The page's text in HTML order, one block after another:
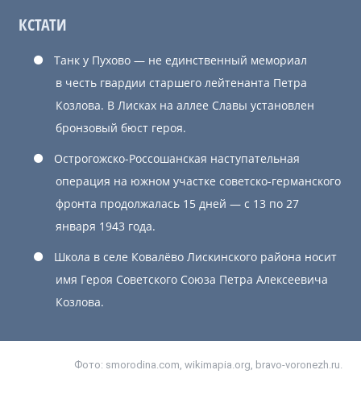
КСТАТИ
Танк у Пухово — не единственный мемориал
в честь гвардии старшего лейтенанта Петра
Козлова. В Лисках на аллее Славы установлен
бронзовый бюст героя.
Острогожско-Россошанская наступательная
операция на южном участке советско-германского
фронта продолжалась 15 дней — с 13 по 27
января 1943 года.
Школа в селе Ковалёво Лискинского района носит
имя Героя Советского Союза Петра Алексеевича
Козлова.
Фото: smorodina.com, wikimapia.org, bravo-voronezh.ru.